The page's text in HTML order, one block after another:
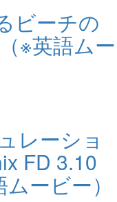
ビーチの
※英語ムー
レーショ
FD 3.10
ービー）